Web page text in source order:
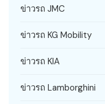
ข่าวรถ JMC
ข่าวรถ KG Mobility
ข่าวรถ KIA
ข่าวรถ Lamborghini